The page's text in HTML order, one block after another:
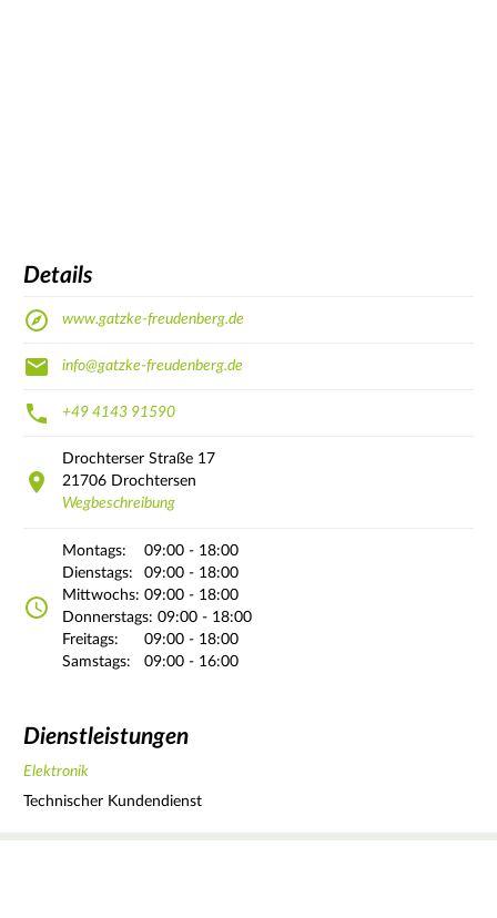
Details
www.gatzke-freudenberg.de
info@gatzke-freudenberg.de
+49 4143 91590
Drochterser Straße 17
21706 Drochtersen
Wegbeschreibung
Montags:
09:00 - 18:00
Dienstags:
09:00 - 18:00
Mittwochs: 09:00 - 18:00
Donnerstags: 09:00 - 18:00
Freitags:
09:00 - 18:00
Samstags:
09:00 - 16:00
Dienstleistungen
Elektronik
Technischer Kundendienst